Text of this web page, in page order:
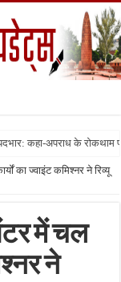
कहा-अपराध के रोकथाम
का ज्वाइंट कमिश्नर ने रिव्यू
में चल
ने